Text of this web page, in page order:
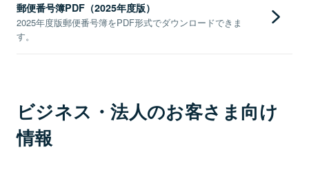
郵便番号簿PDF（2025年度版）
2025年度版郵便番号簿をPDF形式でダウンロードできま
す。
ビジネス・法人のお客さま向け
情報